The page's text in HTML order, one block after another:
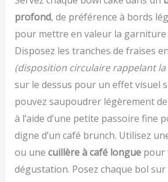
nettoyer et
La plate-
mesure
légère en
inoxydable
nettoyer et
Peut être
rangé
pour
et servir
des
vente】 Si
problème
toutes les
contenants
CAPACITÉ:
et des
de 5kg est
concocter
variété de
à pizza,
et bien plus
profond, de préférence à bords
pour mettre en valeur la garniture
Disposez les tranches de fraises
(disposition circulaire rappelant la
sur le dessus pour un effet visuel
pouvez saupoudrer légèrement de
à l’aide d’une petite passoire fine
digne d’un café brunch. Utilisez
ou une cuillère à café longuepour
dégustation. Posez chaque bol sur